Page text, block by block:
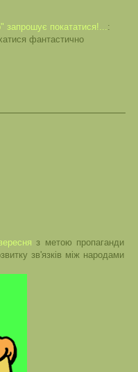
запрошує покататися!...:
фантастично
з метою пропаганди
зв'язків між народами